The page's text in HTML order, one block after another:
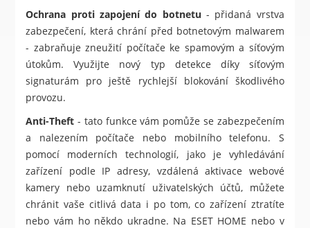
Ochrana proti zapojení do botnetu - přidaná vrstva
zabezpečení, která chrání před botnetovým malwarem
- zabraňuje zneužití počítače ke spamovým a síťovým
útokům. Využijte nový typ detekce díky síťovým
signaturám pro ještě rychlejší blokování škodlivého
provozu.
Anti-Theft - tato funkce vám pomůže se zabezpečením
a nalezením počítače nebo mobilního telefonu. S
pomocí moderních technologií, jako je vyhledávání
zařízení podle IP adresy, vzdálená aktivace webové
kamery nebo uzamknutí uživatelských účtů, můžete
chránit vaše citlivá data i po tom, co zařízení ztratíte
nebo vám ho někdo ukradne. Na ESET HOME nebo v